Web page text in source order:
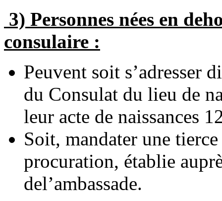
3) Personnes nées en
consulaire :
Peuvent soit s’adresser
du Consulat du lieu de
leur acte de naissances
Soit, mandater une
procuration, établie
del’ambassade.